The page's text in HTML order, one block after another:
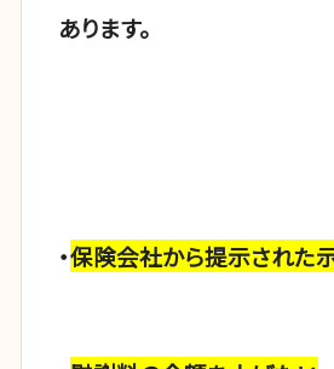
あります。
・保険会社から提示された